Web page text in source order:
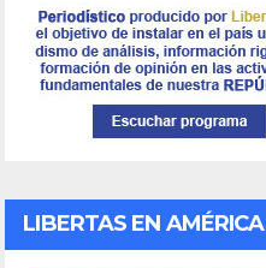
LIBERTAS EN AMÉRICA